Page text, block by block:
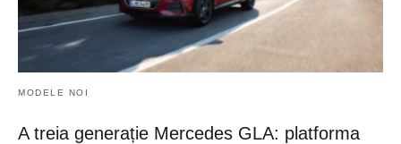
MODELE NOI
A treia generație Mercedes GLA: platforma